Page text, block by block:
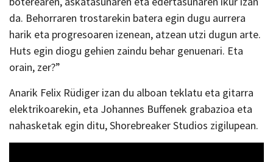
da. Behorraren trostarekin batera egin dugu aurrera
harik eta progresoaren izenean, atzean utzi dugun arte.
Huts egin diogu gehien zaindu behar genuenari. Eta
orain, zer?”
Anarik Felix Rüdiger izan du alboan teklatu eta gitarra
elektrikoarekin, eta Johannes Buffenek grabazioa eta
nahasketak egin ditu, Shorebreaker Studios zigilupean.